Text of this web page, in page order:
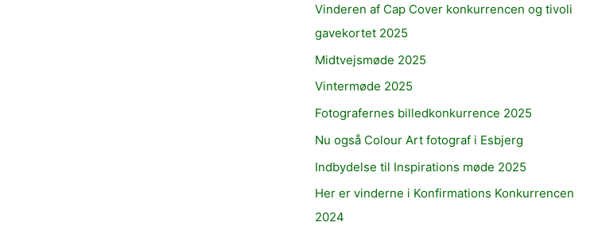
Vinderen af Cap Cover konkurrencen og tivoli
gavekortet 2025
Midtvejsmøde 2025
Vintermøde 2025
Fotografernes billedkonkurrence 2025
Nu også Colour Art fotograf i Esbjerg
Indbydelse til Inspirations møde 2025
Her er vinderne i Konfirmations Konkurrencen
2024